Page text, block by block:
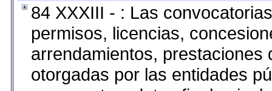
84 XXXIII - : Las
permisos, licencias,
arrendamientos,
otorgadas por las entidades